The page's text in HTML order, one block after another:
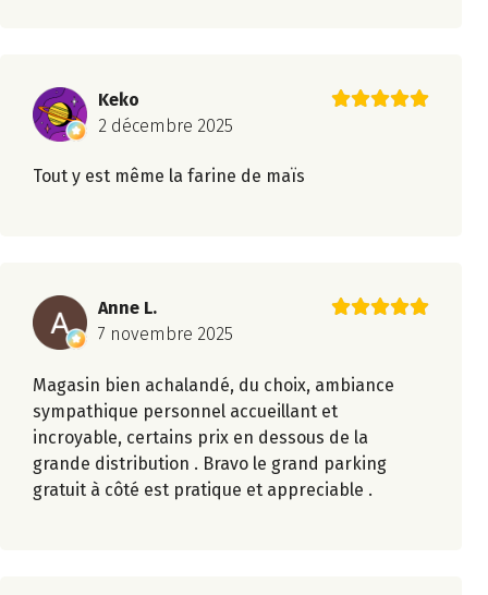
Keko
2 décembre 2025
Tout y est même la farine de maïs
Anne L.
7 novembre 2025
Magasin bien achalandé, du choix, ambiance
sympathique personnel accueillant et
incroyable, certains prix en dessous de la
grande distribution . Bravo le grand parking
gratuit à côté est pratique et appreciable .